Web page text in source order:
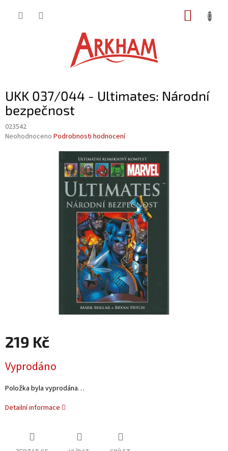
UKK 037/044 - Ultimates: Národní
bezpečnost
023542
Průměrné
Neohodnoceno Podrobnosti hodnocení
219 Kč
cena:
Vyprodáno
Položka byla vyprodána…
Detailní informace